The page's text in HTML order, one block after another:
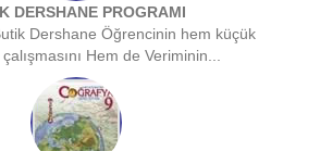
DERSHANE PROGRAMI
Dershane Öğrencinin hem küçük
Hem de Veriminin...